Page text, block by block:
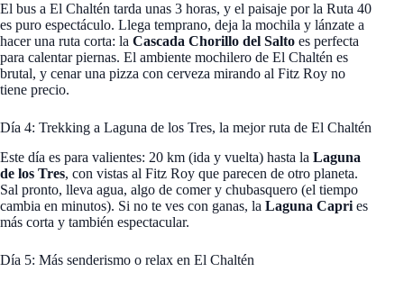
El bus a El Chaltén tarda unas 3 horas, y el paisaje por la Ruta 40
es puro espectáculo. Llega temprano, deja la mochila y lánzate a
hacer una ruta corta: la Cascada Chorillo del Salto es perfecta
para calentar piernas. El ambiente mochilero de El Chaltén es
brutal, y cenar una pizza con cerveza mirando al Fitz Roy no
tiene precio.
Día 4: Trekking a Laguna de los Tres, la mejor ruta de El Chaltén
Este día es para valientes: 20 km (ida y vuelta) hasta la Laguna
de los Tres, con vistas al Fitz Roy que parecen de otro planeta.
Sal pronto, lleva agua, algo de comer y chubasquero (el tiempo
cambia en minutos). Si no te ves con ganas, la Laguna Capri es
más corta y también espectacular.
Día 5: Más senderismo o relax en El Chaltén